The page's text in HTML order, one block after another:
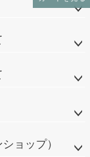
ョップ）